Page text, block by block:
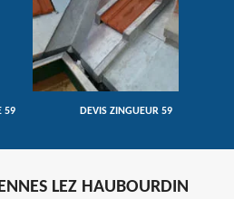
59 DEVIS ZINGUEUR 59
LEZ HAUBOURDIN